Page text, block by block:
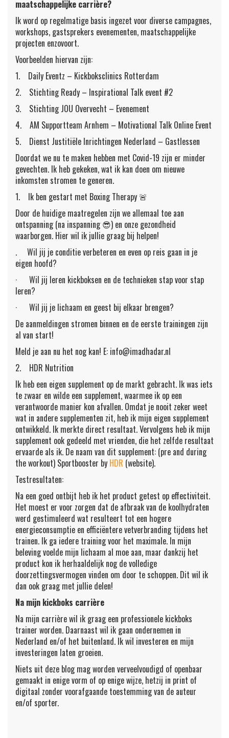
maatschappelijke carrière?
Ik word op regelmatige basis ingezet voor diverse campagnes,
workshops, gastsprekers evenementen, maatschappelijke
projecten enzovoort.
Voorbeelden hiervan zijn:
1. Daily Eventz – Kickboksclinics Rotterdam
2. Stichting Ready – Inspirational Talk event #2
3. Stichting JOU Overvecht – Evenement
4. AM Supportteam Arnhem – Motivational Talk Online Event
5. Dienst Justitiële Inrichtingen Nederland – Gastlessen
Doordat we nu te maken hebben met Covid-19 zijn er minder
gevechten. Ik heb gekeken, wat ik kan doen om nieuwe
inkomsten stromen te generen.
1. Ik ben gestart met Boxing Therapy 🚨
Door de huidige maatregelen zijn we allemaal toe aan
ontspanning (na inspanning 😎) en onze gezondheid
waarborgen. Hier wil ik jullie graag bij helpen!
. Wil jij je conditie verbeteren en even op reis gaan in je
eigen hoofd?
· Wil jij leren kickboksen en de technieken stap voor stap
leren?
· Wil jij je lichaam en geest bij elkaar brengen?
De aanmeldingen stromen binnen en de eerste trainingen zijn
al van start!
Meld je aan nu het nog kan! E: info@imadhadar.nl
2. HDR Nutrition
Ik heb een eigen supplement op de markt gebracht. Ik was iets
te zwaar en wilde een supplement, waarmee ik op een
verantwoorde manier kon afvallen. Omdat je nooit zeker weet
wat in andere supplementen zit, heb ik mijn eigen supplement
ontwikkeld. Ik merkte direct resultaat. Vervolgens heb ik mijn
supplement ook gedeeld met vrienden, die het zelfde resultaat
ervaarde als ik. De naam van dit supplement: (pre and during
the workout) Sportbooster by HDR (website).
Testresultaten:
Na een goed ontbijt heb ik het product getest op effectiviteit.
Het moest er voor zorgen dat de afbraak van de koolhydraten
werd gestimuleerd wat resulteert tot een hogere
energieconsumptie en efficiëntere vetverbranding tijdens het
trainen. Ik ga iedere training voor het maximale. In mijn
beleving voelde mijn lichaam al moe aan, maar dankzij het
product kon ik herhaaldelijk nog de volledige
doorzettingsvermogen vinden om door te schoppen. Dit wil ik
dan ook graag met jullie delen!
Na mijn kickboks carrière
Na mijn carrière wil ik graag een professionele kickboks
trainer worden. Daarnaast wil ik gaan ondernemen in
Nederland en/of het buitenland. Ik wil investeren en mijn
investeringen laten groeien.
Niets uit deze blog mag worden verveelvoudigd of openbaar
gemaakt in enige vorm of op enige wijze, hetzij in print of
digitaal zonder voorafgaande toestemming van de auteur
en/of sporter.